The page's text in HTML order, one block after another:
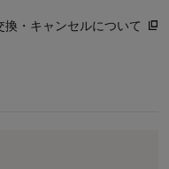
換・キャンセルについて